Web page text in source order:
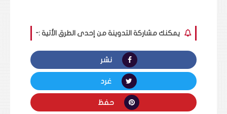
يمكنك مشاركة التدوينة من إحدى الطرق الأتية :-
نشر
غرد
حفظ